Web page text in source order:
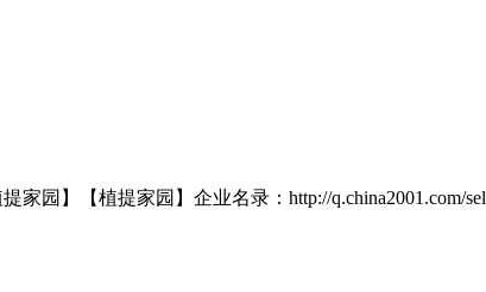
园】【植提家园】企业名录：http://q.china2001.com/sel